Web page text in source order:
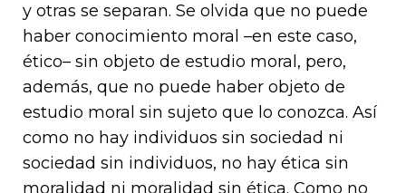
y otras se separan. Se olvida que no puede
haber conocimiento moral –en este caso,
ético– sin objeto de estudio moral, pero,
además, que no puede haber objeto de
estudio moral sin sujeto que lo conozca. Así
como no hay individuos sin sociedad ni
sociedad sin individuos, no hay ética sin
moralidad ni moralidad sin ética. Como no